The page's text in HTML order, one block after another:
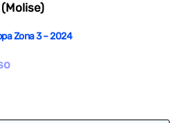
Zona 3 – 2024